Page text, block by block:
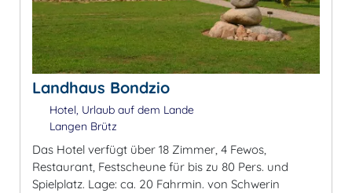
Landhaus Bondzio
Hotel, Urlaub auf dem Lande
Langen Brütz
Das Hotel verfügt über 18 Zimmer, 4 Fewos,
Restaurant, Festscheune für bis zu 80 Pers. und
Spielplatz. Lage: ca. 20 Fahrmin. von Schwerin